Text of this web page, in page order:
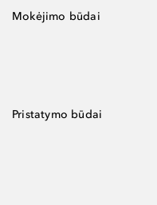
Mokėjimo būdai
Pristatymo būdai